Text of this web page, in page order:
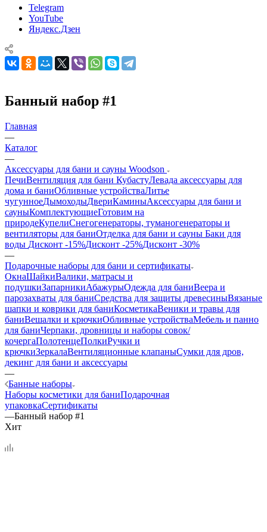
Telegram
YouTube
Яндекс.Дзен
Банный набор #1
Главная
—
Каталог
—
Аксессуары для бани и сауны Woodson
ПечиВентиляция для бани КубастуЛевада аксессуары для
дома и баниОбливные устройстваЛитье
чугунноеДымоходыДвериКаминыАксессуары для бани и
сауныКомплектующиеГотовим на
природеКупелиСнегогенераторы, туманогенераторы и
вентиляторы для баниОтделка для бани и сауны Баки для
воды Дисконт -15%Дисконт -25%Дисконт -30%
—
Подарочные наборы для бани и сертификаты
ОкнаШайкиВалики, матрасы и
подушкиЗапарникиАбажурыОдежда для баниВеера и
парозахваты для баниСредства для защиты древесиныВязаные
шапки и коврики для баниКосметикаВеники и травы для
баниВешалки и крючкиОбливные устройстваМебель и панно
для баниЧерпаки, дровницы и наборы совок/
кочергаПолотенцеПолкиРучки и
крючкиЗеркалаВентиляционные клапаныСумки для дров,
декинг для бани и аксессуары
—
Банные наборы
Наборы косметики для баниПодарочная
упаковкаСертификаты
—Банный набор #1
Хит